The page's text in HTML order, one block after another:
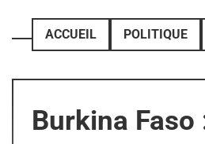
ACCUEIL POLITIQUE
Burkina